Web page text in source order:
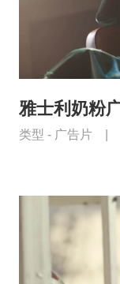
雅士利奶粉
类型 - 广告片